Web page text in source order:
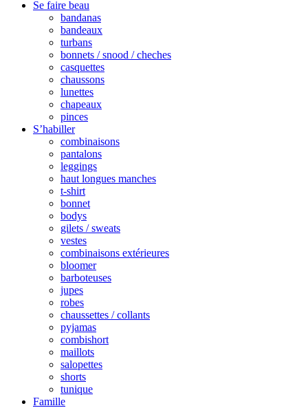
Se faire beau
bandanas
bandeaux
turbans
bonnets / snood / cheches
casquettes
chaussons
lunettes
chapeaux
pinces
S’habiller
combinaisons
pantalons
leggings
haut longues manches
t-shirt
bonnet
bodys
gilets / sweats
vestes
combinaisons extérieures
bloomer
barboteuses
jupes
robes
chaussettes / collants
pyjamas
combishort
maillots
salopettes
shorts
tunique
Famille